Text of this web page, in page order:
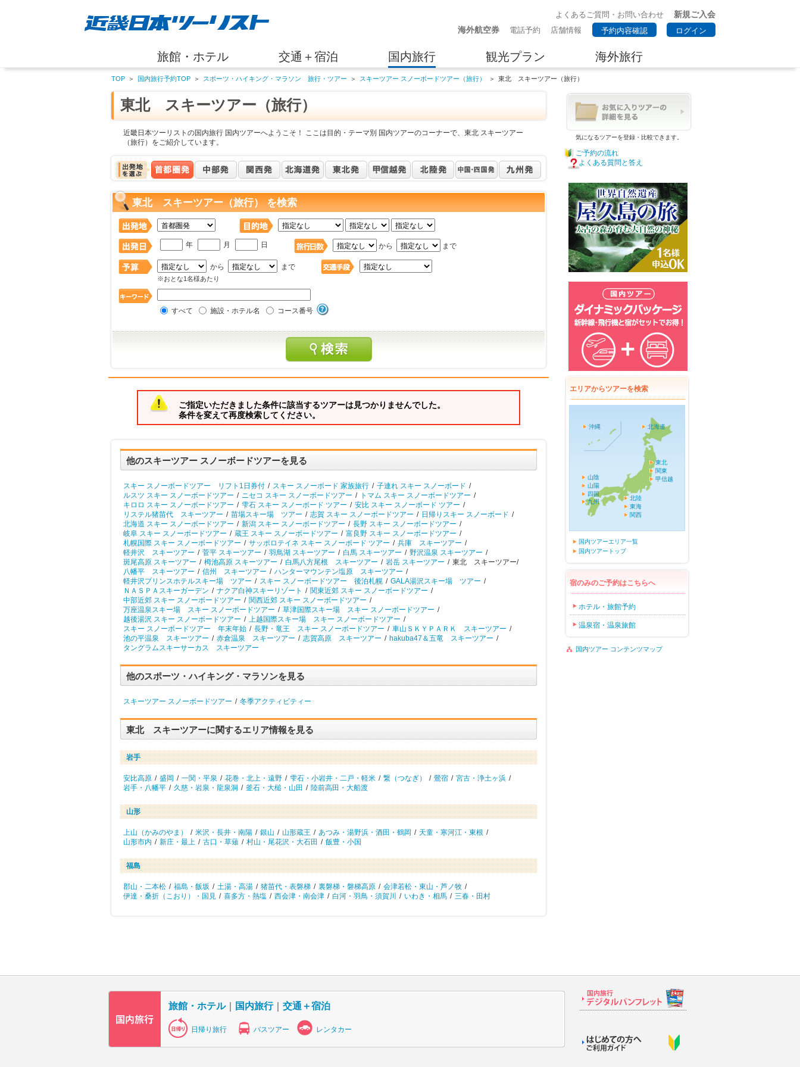
よくあるご質問・お問い合わせ
新規ご入会
海外航空券
電話予約 店舗情報 予約内容確認 ログイン
旅館・ホテル 交通＋宿泊 国内旅行 観光プラン 海外旅行
TOP ＞ 国内旅行予約TOP ＞ スポーツ・ハイキング・マラソン 旅行・ツアー ＞ スキーツアー スノーボードツアー（旅行） ＞ 東北 スキーツアー（旅行）
東北 スキーツアー（旅行）
近畿日本ツーリストの国内旅行 国内ツアーへようこそ！ ここは目的・テーマ別 国内ツアーのコーナーで、東北 スキーツアー
（旅行）をご紹介しています。
東北 スキーツアー（旅行） を検索
年 月 日 から まで
から まで
※おとな1名様あたり
すべて 施設・ホテル名 コース番号
ご指定いただきました条件に該当するツアーは見つかりませんでした。
条件を変えて再度検索してください。
他のスキーツアー スノーボードツアーを見る
スキー スノーボードツアー リフト1日券付 / スキー スノーボード 家族旅行 / 子連れ スキー スノーボード /
ルスツ スキー スノーボードツアー / ニセコ スキー スノーボードツアー / トマム スキー スノーボードツアー /
キロロ スキー スノーボードツアー / 雫石 スキー スノーボード ツアー / 安比 スキー スノーボード ツアー /
リステル猪苗代 スキーツアー / 苗場スキー場 ツアー / 志賀 スキー スノーボードツアー / 日帰りスキー スノーボード /
北海道 スキー スノーボードツアー / 新潟 スキー スノーボードツアー / 長野 スキー スノーボードツアー /
岐阜 スキー スノーボードツアー / 蔵王 スキー スノーボードツアー / 富良野 スキー スノーボードツアー /
札幌国際 スキー スノーボードツアー / サッポロテイネ スキー スノーボード ツアー / 兵庫 スキーツアー /
軽井沢 スキーツアー / 菅平 スキーツアー / 羽鳥湖 スキーツアー / 白馬 スキーツアー / 野沢温泉 スキーツアー /
斑尾高原 スキーツアー / 栂池高原 スキーツアー / 白馬八方尾根 スキーツアー / 岩岳 スキーツアー / 東北 スキーツアー/
八幡平 スキーツアー / 信州 スキーツアー / ハンターマウンテン塩原 スキーツアー /
軽井沢プリンスホテルスキー場 ツアー / スキー スノーボードツアー 後泊札幌 / GALA湯沢スキー場 ツアー /
ＮＡＳＰＡスキーガーデン / ナクア白神スキーリゾート / 関東近郊 スキー スノーボードツアー /
中部近郊 スキー スノーボードツアー / 関西近郊 スキー スノーボードツアー /
万座温泉スキー場 スキー スノーボードツアー / 草津国際スキー場 スキー スノーボードツアー /
越後湯沢 スキー スノーボードツアー / 上越国際スキー場 スキー スノーボードツアー /
スキー スノーボードツアー 年末年始 / 長野・竜王 スキー スノーボードツアー / 車山ＳＫＹＰＡＲＫ スキーツアー /
池の平温泉 スキーツアー / 赤倉温泉 スキーツアー / 志賀高原 スキーツアー / hakuba47＆五竜 スキーツアー /
タングラムスキーサーカス スキーツアー
他のスポーツ・ハイキング・マラソンを見る
スキーツアー スノーボードツアー / 冬季アクティビティー
東北 スキーツアーに関するエリア情報を見る
岩手
安比高原 / 盛岡 / 一関・平泉 / 花巻・北上・遠野 / 雫石・小岩井・二戸・軽米 / 繋（つなぎ） / 鶯宿 / 宮古・浄土ヶ浜 /
岩手・八幡平 / 久慈・岩泉・龍泉洞 / 釜石・大槌・山田 / 陸前高田・大船渡
山形
上山（かみのやま） / 米沢・長井・南陽 / 銀山 / 山形蔵王 / あつみ・湯野浜・酒田・鶴岡 / 天童・寒河江・東根 /
山形市内 / 新庄・最上 / 古口・草薙 / 村山・尾花沢・大石田 / 飯豊・小国
福島
郡山・二本松 / 福島・飯坂 / 土湯・高湯 / 猪苗代・表磐梯 / 裏磐梯・磐梯高原 / 会津若松・東山・芦ノ牧 /
伊達・桑折（こおり）・国見 / 喜多方・熱塩 / 西会津・南会津 / 白河・羽鳥・須賀川 / いわき・相馬 / 三春・田村
気になるツアーを登録・比較できます。
ご予約の流れ
よくある質問と答え
エリアからツアーを検索
北海道
東北
関東
甲信越
北陸
東海
関西
山陰
山陽
四国
九州
沖縄
国内ツアーエリア一覧
国内ツアートップ
宿のみのご予約はこちらへ
ホテル・旅館予約
温泉宿・温泉旅館
国内ツアー コンテンツマップ
旅館・ホテル｜ 国内旅行｜ 交通＋宿泊
日帰り旅行 バスツアー レンタカー